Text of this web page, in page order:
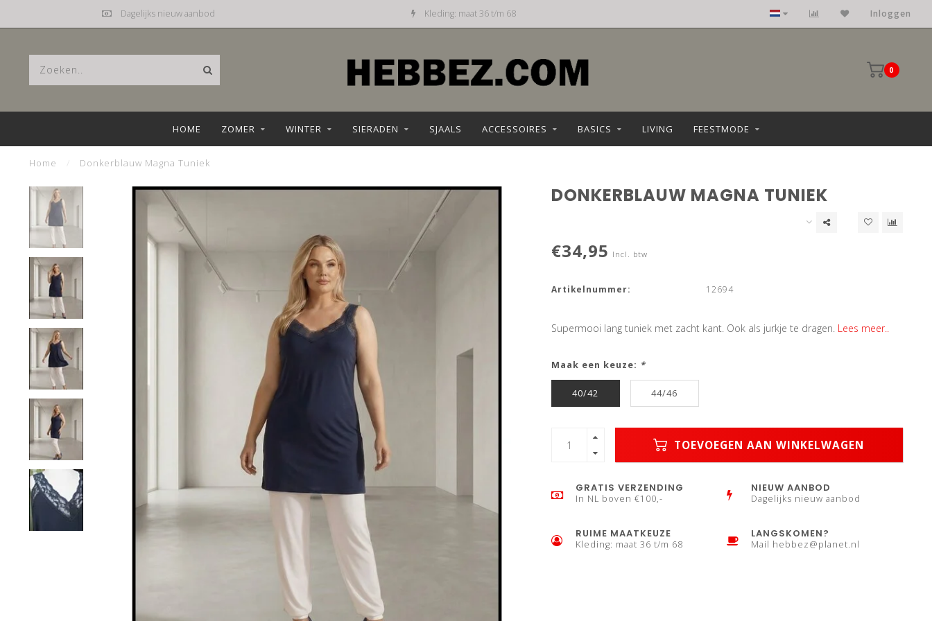
Dagelijks nieuw aanbod Kleding: maat 36 t/m 68 Inloggen
0
HOME ZOMER WINTER SIERADEN SJAALS ACCESSOIRES BASICS LIVING FEESTMODE
Home Donkerblauw Magna Tuniek
DONKERBLAUW MAGNA TUNIEK
€34,95 Incl. btw
Artikelnummer: 12694
Supermooi lang tuniek met zacht kant. Ook als jurkje te dragen. Lees meer..
Maak een keuze: *
40/42 44/46
TOEVOEGEN AAN WINKELWAGEN
GRATIS VERZENDING
In NL boven €100,-
NIEUW AANBOD
Dagelijks nieuw aanbod
RUIME MAATKEUZE
Kleding: maat 36 t/m 68
LANGSKOMEN?
Mail hebbez@planet.nl